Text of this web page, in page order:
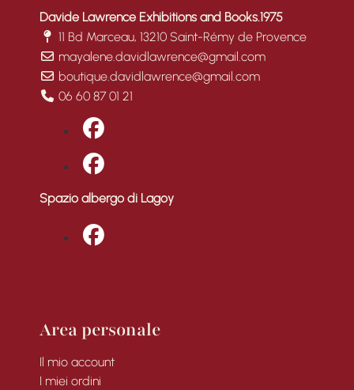
Davide Lawrence Exhibitions and Books.1975
11 Bd Marceau, 13210 Saint-Rémy de Provence
mayalene.davidlawrence@gmail.com
boutique.davidlawrence@gmail.com
06 60 87 01 21
Spazio albergo di Lagoy
Area personale
Il mio account
I miei ordini